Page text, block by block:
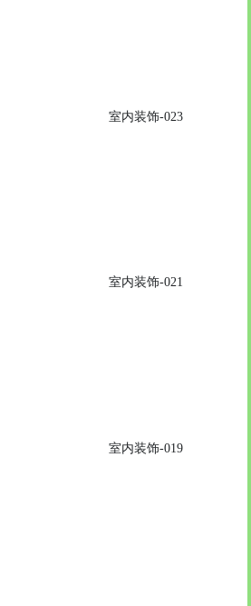
室内装饰-023
室内装饰-021
室内装饰-019